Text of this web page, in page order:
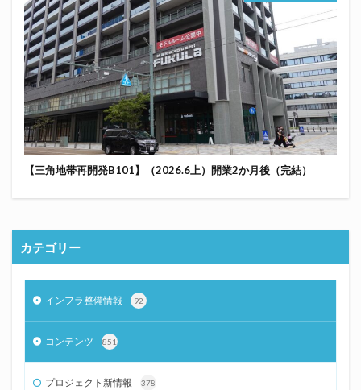
【三角地帯再開発B101】（2026.6上）開業2か月後（完結）
カテゴリー
インフラ整備情報 92
コンテンツ 851
プロジェクト新情報 378